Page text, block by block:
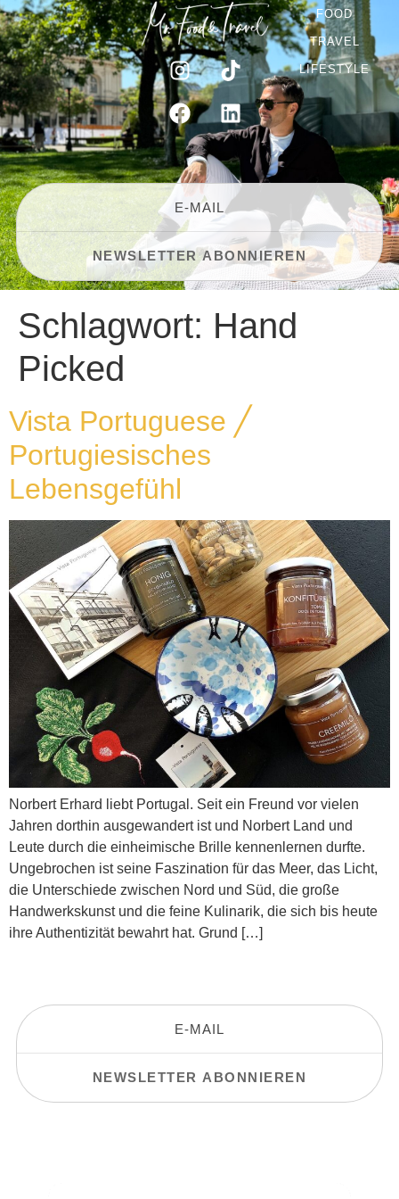
FOOD
TRAVEL
LIFESTYLE
Schlagwort: Hand
Picked
Vista Portuguese ╱
Portugiesisches
Lebensgefühl
Norbert Erhard liebt Portugal. Seit ein Freund vor vielen
Jahren dorthin ausgewandert ist und Norbert Land und
Leute durch die einheimische Brille kennenlernen durfte.
Ungebrochen ist seine Faszination für das Meer, das Licht,
die Unterschiede zwischen Nord und Süd, die große
Handwerkskunst und die feine Kulinarik, die sich bis heute
ihre Authentizität bewahrt hat. Grund […]